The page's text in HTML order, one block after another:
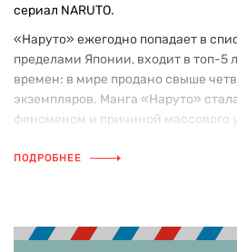
сериал NARUTO.
«Наруто» ежегодно попадает в
пределами Японии, входит в топ-5
времен: в мире продано свыше
экземпляров. Манга «Наруто»
феноменом и причиной массового
ПОДРОБНЕЕ